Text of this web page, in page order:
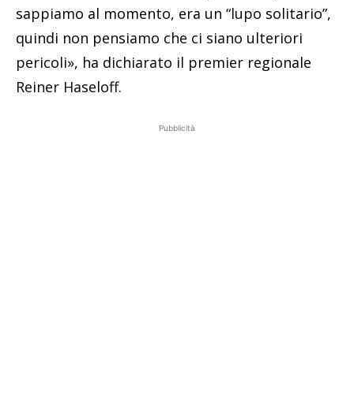
sappiamo al momento, era un “lupo solitario”,
quindi non pensiamo che ci siano ulteriori
pericoli», ha dichiarato il premier regionale
Reiner Haseloff.
Pubblicità